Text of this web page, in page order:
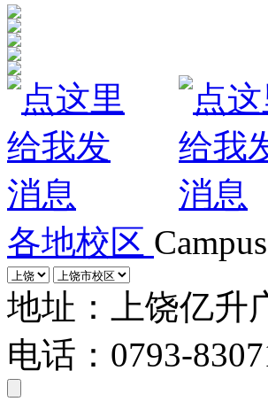
各地校区 Campus
地址：上饶亿升
电话：0793-